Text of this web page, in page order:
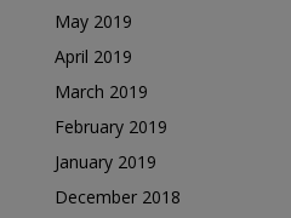
May 2019
April 2019
March 2019
February 2019
January 2019
December 2018